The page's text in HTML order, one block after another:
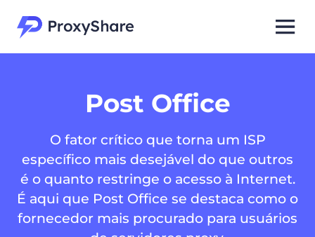
Post Office
O fator crítico que torna um ISP
específico mais desejável do que outros
é o quanto restringe o acesso à Internet.
É aqui que Post Office se destaca como o
fornecedor mais procurado para usuários